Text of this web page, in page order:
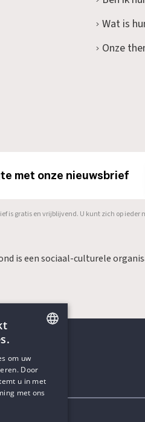
Wat is
Onze
met onze nieuwsbrief
is gratis en vrijblijvend. U kunt zich op ieder
is een sociaal-culturele
DUTCH
om uw
Door
u in met
met ons